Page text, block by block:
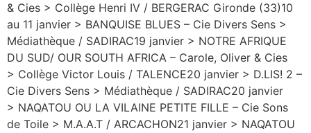
& Cies > Collège Henri IV / BERGERAC Gironde (33)10
au 11 janvier > BANQUISE BLUES – Cie Divers Sens >
Médiathèque / SADIRAC19 janvier > NOTRE AFRIQUE
DU SUD/ OUR SOUTH AFRICA – Carole, Oliver & Cies
> Collège Victor Louis / TALENCE20 janvier > D.LIS! 2 –
Cie Divers Sens > Médiathèque / SADIRAC20 janvier
> NAQATOU OU LA VILAINE PETITE FILLE – Cie Sons
de Toile > M.A.A.T / ARCACHON21 janvier > NAQATOU